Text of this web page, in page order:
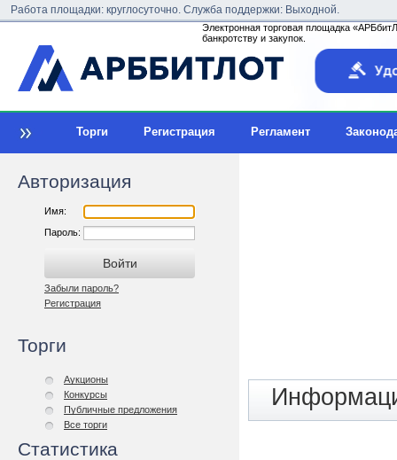
Работа площадки: круглосуточно. Служба поддержки: Выходной.
Электронная торговая площадка
банкротству и закупок.
Торги Регистрация Регламент
Авторизация
Имя:
Пароль:
Забыли пароль?
Регистрация
Торги
Аукционы
Конкурсы
Публичные предложения
Все торги
Статистика